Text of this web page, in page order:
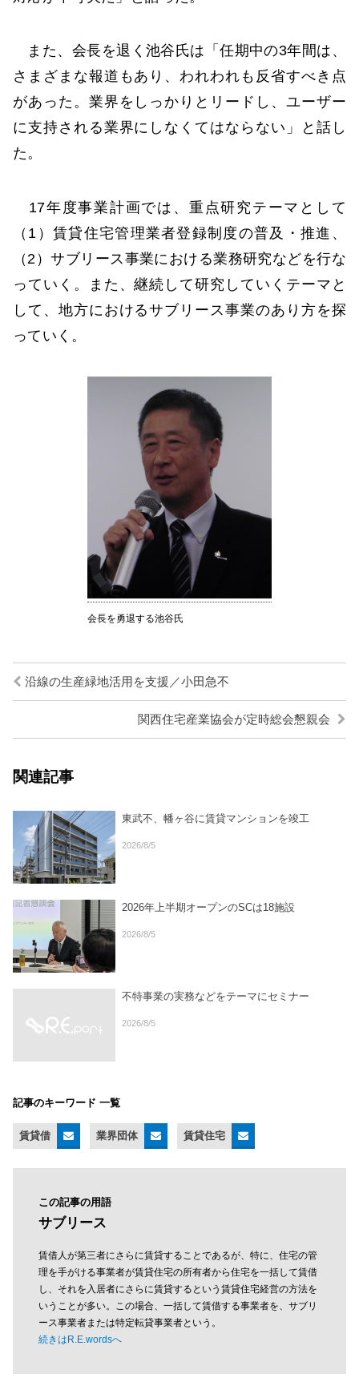
また、会長を退く池谷氏は「任期中の3年間は、
さまざまな報道もあり、われわれも反省すべき点
があった。業界をしっかりとリードし、ユーザー
に支持される業界にしなくてはならない」と話し
た。
17年度事業計画では、重点研究テーマとして
（1）賃貸住宅管理業者登録制度の普及・推進、
（2）サブリース事業における業務研究などを行な
っていく。また、継続して研究していくテーマと
して、地方におけるサブリース事業のあり方を探
っていく。
会長を勇退する池谷氏
沿線の生産緑地活用を支援／小田急不
関西住宅産業協会が定時総会懇親会
関連記事
東武不、幡ヶ谷に賃貸マンションを竣工
2026/8/5
2026年上半期オープンのSCは18施設
2026/8/5
不特事業の実務などをテーマにセミナー
2026/8/5
記事のキーワード 一覧
賃貸借 業界団体 賃貸住宅
この記事の用語
サブリース
賃借人が第三者にさらに賃貸することであるが、特に、住宅の管
理を手がける事業者が賃貸住宅の所有者から住宅を一括して賃借
し、それを入居者にさらに賃貸するという賃貸住宅経営の方法を
いうことが多い。この場合、一括して賃借する事業者を、サブリ
ース事業者または特定転貸事業者という。
続きはR.E.wordsへ